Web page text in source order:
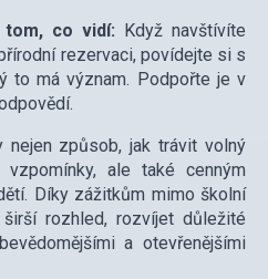
co vidí: Když navštívíte
rezervaci, povídejte si s
to má význam. Podpořte je v
nejen způsob, jak trávit volný
ale také cenným
Díky zážitkům mimo školní
rozhled, rozvíjet důležité
a otevřenějšími